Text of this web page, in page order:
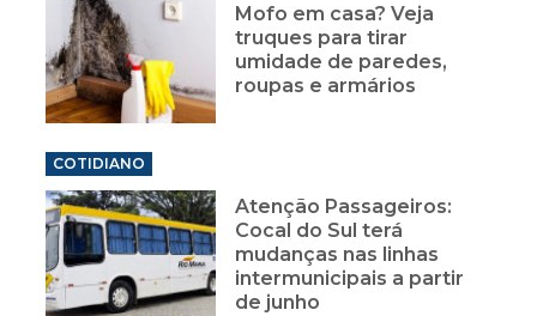
Mofo em casa? Veja
truques para tirar
umidade de paredes,
roupas e armários
COTIDIANO
Atenção Passageiros:
Cocal do Sul terá
mudanças nas linhas
intermunicipais a partir
de junho